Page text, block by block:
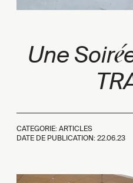
Une Soiré
CATEGORIE: ARTICLES
DATE DE PUBLICATION:22.06.23